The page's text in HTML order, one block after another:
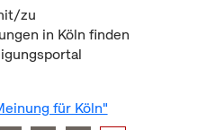
zu
in Köln finden
für Köln"